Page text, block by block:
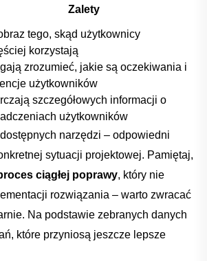
Zalety
‍tego, skąd użytkownicy
korzystają
zrozumieć, jakie⁢ są oczekiwania i
użytkowników
‍szczegółowych informacji ⁢o
użytkowników
narzędzi – odpowiedni
sytuacji projektowej. Pamiętaj,
ciągłej poprawy, który nie
rozwiązania –⁢ warto zwracać
Na podstawie⁤ zebranych‍ danych
‍które przyniosą jeszcze‍ lepsze